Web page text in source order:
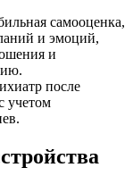
самооценка,
и эмоций,
и
после
учетом